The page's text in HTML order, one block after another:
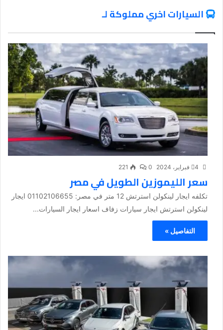
السيارات اخري مملوكة لـ
4 فبراير، 2024 0
221
سعر الليموزين الطويل في مصر
تكلفه ايجار لينكولن استرتش 12 متر في مصر: 01102106655 ايجار
لينكولن استرتش ايجار سيارات زفاف اسعار ايجار السيارات...
التفاصيل »